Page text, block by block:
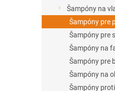
Šampóny na
Šampóny pre
Šampóny pre
Šampóny na
Šampóny pre
Šampóny na
Šampóny